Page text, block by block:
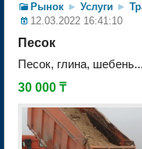
Рынок ► Услуги ►
12.03.2022 16:41:10
Песок
Песок, глина, шебень...
30 000 ₸